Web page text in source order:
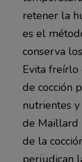
retener la
es el
conserva
Evita freírlo
de cocción
nutrientes
de Maillard
de la
perjudican